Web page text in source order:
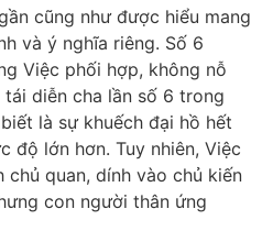
cũng như được hiểu mang
và ý nghĩa riêng. Số 6
Việc phối hợp, không nỗ
diễn cha lần số 6 trong
là sự khuếch đại hồ hết
độ lớn hơn. Tuy nhiên, Việc
quan, dính vào chủ kiến
con người thân ứng